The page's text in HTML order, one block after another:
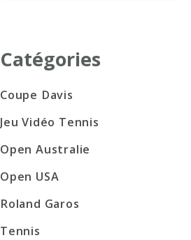
Catégories
Coupe Davis
Jeu Vidéo Tennis
Open Australie
Open USA
Roland Garos
Tennis